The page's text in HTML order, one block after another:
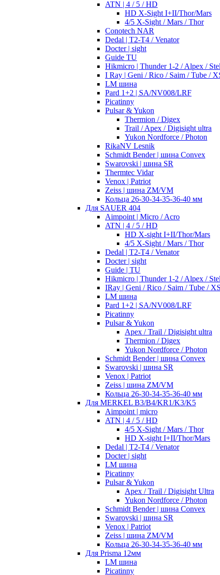
ATN | 4 / 5 / HD
HD X-Sight I+II/Thor/Mars
4/5 X-Sight / Mars / Thor
Conotech NAR
Dedal | T2-T4 / Venator
Docter | sight
Guide TU
Hikmicro | Thunder 1-2 / Alpex /
I Ray | Geni / Rico / Saim / Tube /
LM шина
Pard 1+2 | SA/NV008/LRF
Picatinny
Pulsar & Yukon
Thermion / Digex
Trail / Apex / Digisight ultra
Yukon Nordforce / Photon
RikaNV Lesnik
Schmidt Bender | шина Convex
Swarovski | шина SR
Thermtec Vidar
Venox | Patriot
Zeiss | шина ZM/VM
Кольца 26-30-34-35-36-40 мм
Для SAUER 404
Aimpoint | Micro / Acro
ATN | 4 / 5 / HD
HD X-sight I+II/Thor/Mars
4/5 X-Sight / Mars / Thor
Dedal | T2-T4 / Venator
Docter | sight
Guide | TU
Hikmicro | Thunder 1-2 / Alpex /
IRay | Geni / Rico / Saim / Tube /
LM шина
Pard 1+2 | SA/NV008/LRF
Picatinny
Pulsar & Yukon
Apex / Trail / Digisight ultra
Thermion / Digex
Yukon Nordforce / Photon
Schmidt Bender | шина Convex
Swarovski | шина SR
Venox | Patriot
Zeiss | шина ZM/VM
Кольца 26-30-34-35-36-40 мм
Для MERKEL B3/B4/KR1/K3/K5
Aimpoint | micro
ATN | 4 / 5 / HD
4/5 X-Sight / Mars / Thor
HD X-sight I+II/Thor/Mars
Dedal | T2-T4 / Venator
Docter | sight
LM шина
Picatinny
Pulsar & Yukon
Apex / Trail / Digisight Ultra
Yukon Nordforce / Photon
Schmidt Bender | шина Convex
Swarovski | шина SR
Venox | Patriot
Zeiss | шина ZM/VM
Кольца 26-30-34-35-36-40 мм
Для Prisma 12мм
LM шина
Picatinny